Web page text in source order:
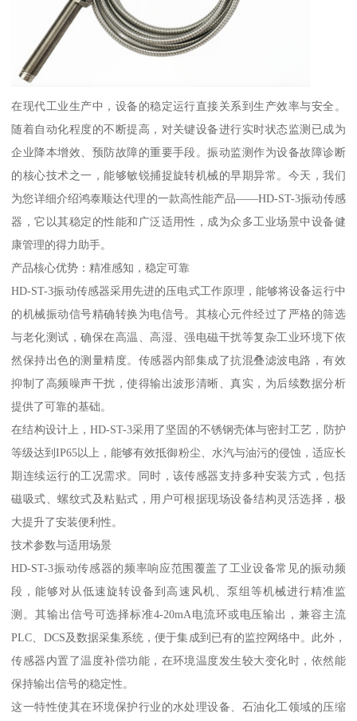
在现代工业生产中，设备的稳定运行直接关系到生产效率与安全。
随着自动化程度的不断提高，对关键设备进行实时状态监测已成为
企业降本增效、预防故障的重要手段。振动监测作为设备故障诊断
的核心技术之一，能够敏锐捕捉旋转机械的早期异常。今天，我们
为您详细介绍鸿泰顺达代理的一款高性能产品——HD-ST-3振动传感
器，它以其稳定的性能和广泛适用性，成为众多工业场景中设备健
康管理的得力助手。
产品核心优势：精准感知，稳定可靠
HD-ST-3振动传感器采用先进的压电式工作原理，能够将设备运行中
的机械振动信号精确转换为电信号。其核心元件经过了严格的筛选
与老化测试，确保在高温、高湿、强电磁干扰等复杂工业环境下依
然保持出色的测量精度。传感器内部集成了抗混叠滤波电路，有效
抑制了高频噪声干扰，使得输出波形清晰、真实，为后续数据分析
提供了可靠的基础。
在结构设计上，HD-ST-3采用了坚固的不锈钢壳体与密封工艺，防护
等级达到IP65以上，能够有效抵御粉尘、水汽与油污的侵蚀，适应长
期连续运行的工况需求。同时，该传感器支持多种安装方式，包括
磁吸式、螺纹式及粘贴式，用户可根据现场设备结构灵活选择，极
大提升了安装便利性。
技术参数与适用场景
HD-ST-3振动传感器的频率响应范围覆盖了工业设备常见的振动频
段，能够对从低速旋转设备到高速风机、泵组等机械进行精准监
测。其输出信号可选择标准4-20mA电流环或电压输出，兼容主流
PLC、DCS及数据采集系统，便于集成到已有的监控网络中。此外，
传感器内置了温度补偿功能，在环境温度发生较大变化时，依然能
保持输出信号的稳定性。
这一特性使其在环境保护行业的水处理设备、石油化工领域的压缩